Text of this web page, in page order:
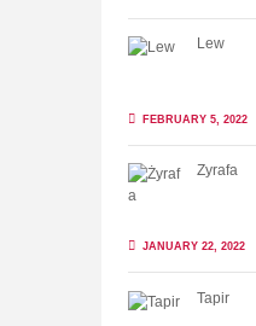
Lew
FEBRUARY 5, 2022
Żyrafa
JANUARY 22, 2022
Tapir